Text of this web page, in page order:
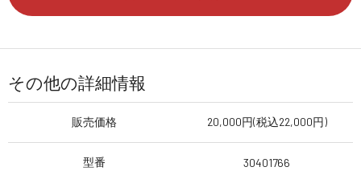
その他の詳細情報
販売価格 20,000円(税込22,000円)
型番 30401766